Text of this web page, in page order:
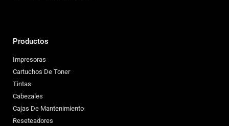
Productos
Impresoras
Cartuchos De Toner
Tintas
Cabezales
Cajas De Mantenimiento
Reseteadores